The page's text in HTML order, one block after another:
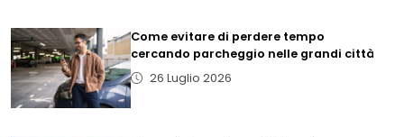
Come evitare di perdere tempo
cercando parcheggio nelle grandi città
26 Luglio 2026